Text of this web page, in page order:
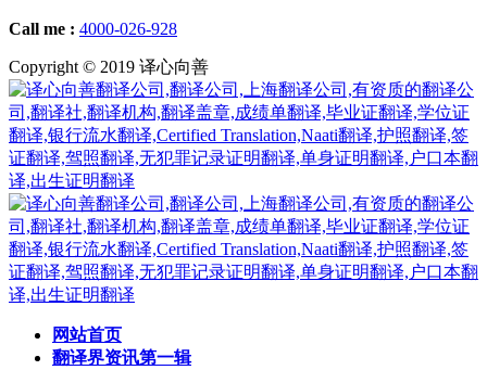
Call me : 4000-026-928
Copyright © 2019 译心向善
网站首页
翻译界资讯第一辑